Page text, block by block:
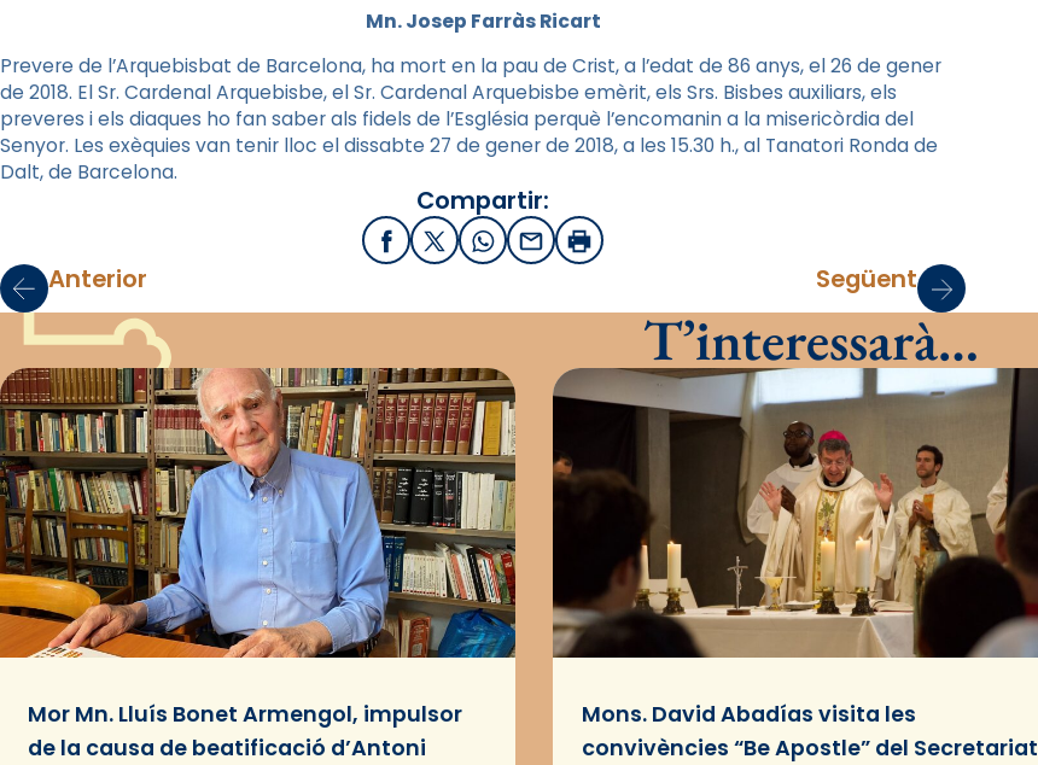
Mn. Josep Farràs Ricart
Prevere de l’Arquebisbat de Barcelona, ha mort en la pau de Crist, a l’edat de 86 anys, el 26 de gener
de 2018. El Sr. Cardenal Arquebisbe, el Sr. Cardenal Arquebisbe emèrit, els Srs. Bisbes auxiliars, els
preveres i els diaques ho fan saber als fidels de l’Església perquè l’encomanin a la misericòrdia del
Senyor. Les exèquies van tenir lloc el dissabte 27 de gener de 2018, a les 15.30 h., al Tanatori Ronda de
Dalt, de Barcelona.
Compartir:
FacebookX / Twitter
WhatsApp
EmailImprimir
Anterior Següent
T’interessarà…
Mor Mn. Lluís Bonet Armengol, impulsor
de la causa de beatificació d’Antoni
Mons. David Abadías visita les
convivències “Be Apostle” del Secretariat